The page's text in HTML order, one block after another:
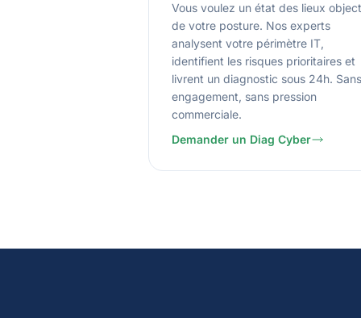
Vous voulez un état des lieux
de votre posture. Nos experts
analysent votre périmètre IT,
identifient les risques prioritaires et
livrent un diagnostic sous 24h. Sans
engagement, sans pression
commerciale.
Demander un Diag Cyber